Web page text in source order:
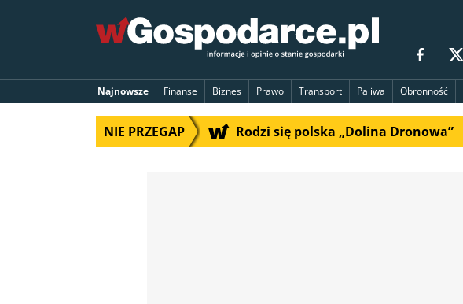
Najnowsze Finanse Biznes Prawo Transport Paliwa Obronność
NIE PRZEGAP Rodzi się polska „Dolina Dronowa”